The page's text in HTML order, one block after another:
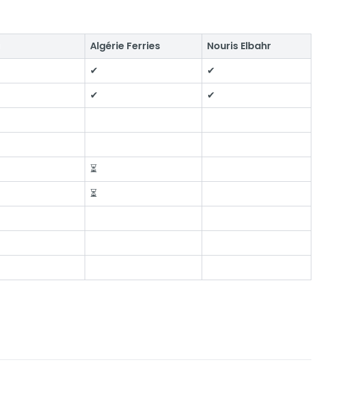
Algérie Ferries
Nouris Elbahr
✔
✔
✔
✔
⏳
⏳